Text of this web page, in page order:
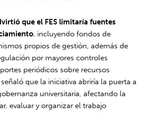
que el FES limitaría fuentes
, incluyendo fondos de
propios de gestión, además de
por mayores controles
periódicos sobre recursos
que la iniciativa abriría la puerta a
universitaria, afectando la
evaluar y organizar el trabajo